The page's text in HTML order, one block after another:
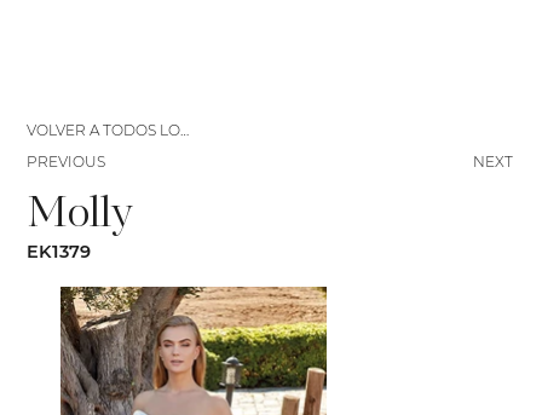
Molly
EK1379
NEXT
VOLVER A TODOS LOS VESTIDOS
PREVIOUS